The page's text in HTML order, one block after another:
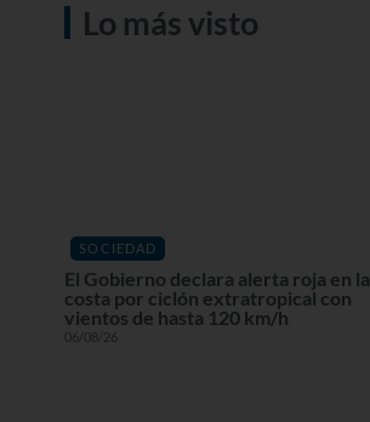
Lo más visto
SOCIEDAD
El Gobierno declara alerta roja en la
costa por ciclón extratropical con
vientos de hasta 120 km/h
06/08/26